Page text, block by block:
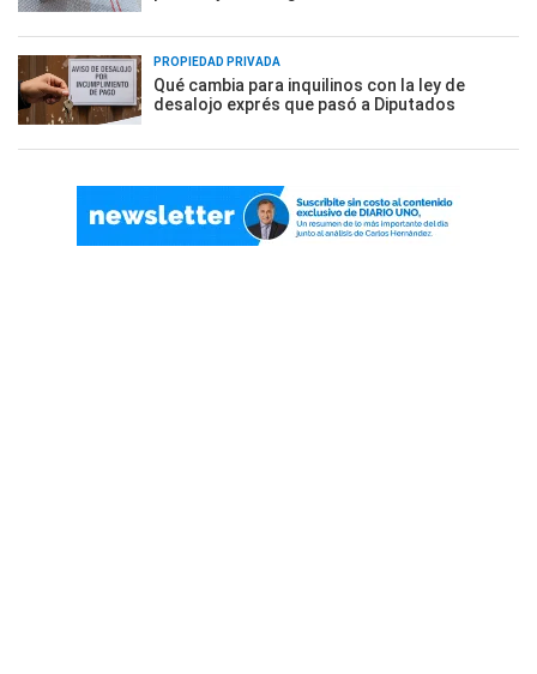
PROPIEDAD PRIVADA
Qué cambia para inquilinos con la ley de
desalojo exprés que pasó a Diputados